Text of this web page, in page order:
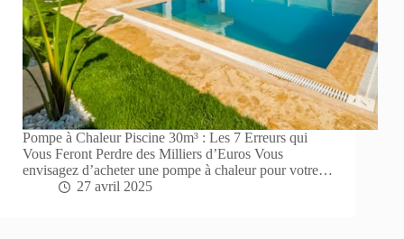
Pompe à Chaleur Piscine 30m³ : Les 7 Erreurs qui
Vous Feront Perdre des Milliers d’Euros Vous
envisagez d’acheter une pompe à chaleur pour votre…
27 avril 2025